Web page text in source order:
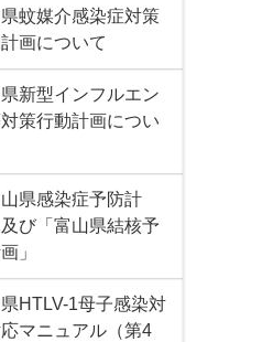
蚊媒介感染症対策
画について
新型インフルエン
策行動計画につい
山県感染症予防計
び「富山県結核予
」
HTLV-1母子感染対
マニュアル（第4